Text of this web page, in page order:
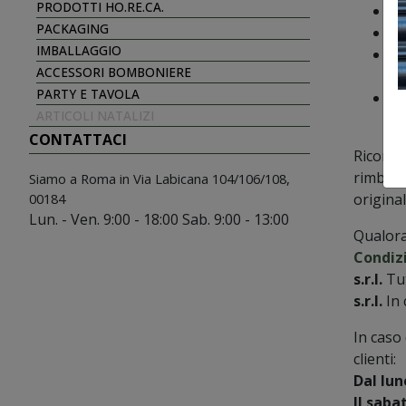
PRODOTTI HO.RE.CA.
PACKAGING
IMBALLAGGIO
ACCESSORI BOMBONIERE
PARTY E TAVOLA
ARTICOLI NATALIZI
CONTATTACI
Siamo a Roma in Via Labicana 104/106/108,
00184
Lun. - Ven. 9:00 - 18:00 Sab. 9:00 - 13:00
i
i
i
s.r.l.
s.r.l. In
In
clienti:
Dal